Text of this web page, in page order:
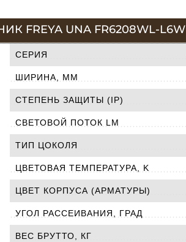
UNA FR6208WL-L6W
СЕРИЯ
ШИРИНА, ММ
СТЕПЕНЬ ЗАЩИТЫ (IP)
СВЕТОВОЙ ПОТОК LM
ТИП ЦОКОЛЯ
ЦВЕТОВАЯ ТЕМПЕРАТУРА, K
ЦВЕТ КОРПУСА (АРМАТУРЫ)
УГОЛ РАССЕИВАНИЯ, ГРАД
ВЕС БРУТТО, КГ